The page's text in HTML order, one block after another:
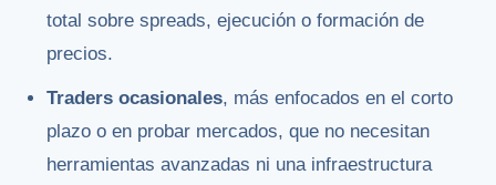
total sobre spreads, ejecución o formación de
precios.
Traders ocasionales, más enfocados en el corto
plazo o en probar mercados, que no necesitan
herramientas avanzadas ni una infraestructura